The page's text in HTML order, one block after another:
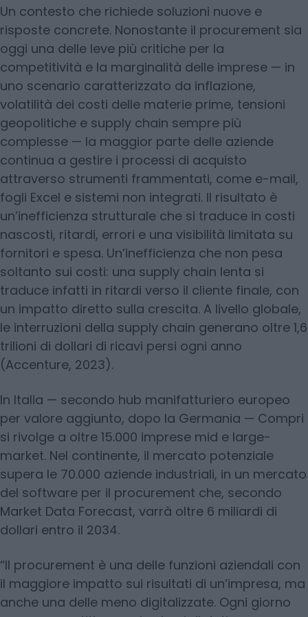
Un contesto che richiede soluzioni nuove e
risposte concrete. Nonostante il procurement sia
oggi una delle leve più critiche per la
competitività e la marginalità delle imprese — in
uno scenario caratterizzato da inflazione,
volatilità dei costi delle materie prime, tensioni
geopolitiche e supply chain sempre più
complesse — la maggior parte delle aziende
continua a gestire i processi di acquisto
attraverso strumenti frammentati, come e-mail,
fogli Excel e sistemi non integrati. Il risultato è
un’inefficienza strutturale che si traduce in costi
nascosti, ritardi, errori e una visibilità limitata su
fornitori e spesa. Un’inefficienza che non pesa
soltanto sui costi: una supply chain lenta si
traduce infatti in ritardi verso il cliente finale, con
un impatto diretto sulla crescita. A livello globale,
le interruzioni della supply chain generano oltre 1,6
trilioni di dollari di ricavi persi ogni anno
(Accenture, 2023).
In Italia — secondo hub manifatturiero europeo
per valore aggiunto, dopo la Germania — Compri
si rivolge a oltre 15.000 imprese mid e large-
market. Nel continente, il mercato potenziale
supera le 70.000 aziende industriali, in un mercato
del software per il procurement che, secondo
Market Data Forecast, varrà oltre 6 miliardi di
dollari entro il 2034.
“Il procurement è una delle funzioni aziendali con
il maggiore impatto sui risultati di un’impresa, ma
anche una delle meno digitalizzate. Ogni giorno